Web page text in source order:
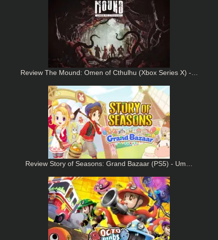
Review The Mound: Omen of Cthulhu (Xbox Series X) -…
Review Story of Seasons: Grand Bazaar (PS5) - Um…